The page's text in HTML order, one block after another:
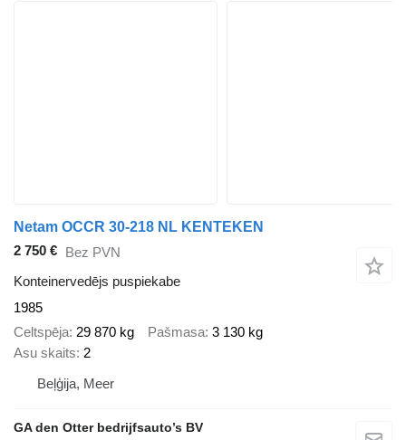
Netam OCCR 30-218 NL KENTEKEN
2 750 € Bez PVN
Konteinervedējs puspiekabe
1985
Celtspēja 29 870 kg Pašmasa 3 130 kg
Asu skaits 2
Beļģija, Meer
GA den Otter bedrijfsauto’s BV